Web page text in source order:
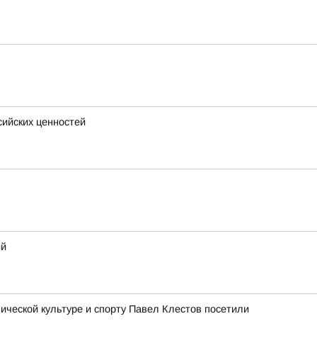
ценностей
культуре и спорту Павел Клестов посетили